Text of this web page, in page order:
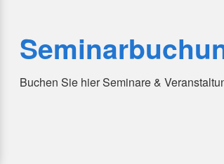
Buchen Sie hier Seminare &